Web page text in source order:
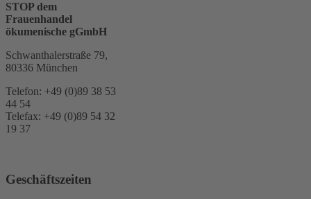
STOP dem
Frauenhandel
ökumenische gGmbH
Schwanthalerstraße 79,
80336 München
Telefon: +49 (0)89 38 53
44 54
Telefax: +49 (0)89 54 32
19 37
Geschäftszeiten